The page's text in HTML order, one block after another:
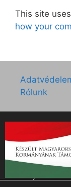
This site
how your
Rólunk
„Az Új Ember